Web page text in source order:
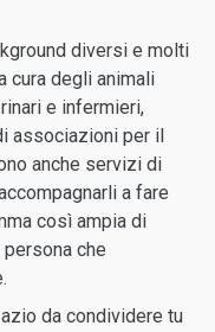
diversi e molti
cura degli animali
e infermieri,
associazioni per il
anche servizi di
a fare
così ampia di
che
da condividere tu